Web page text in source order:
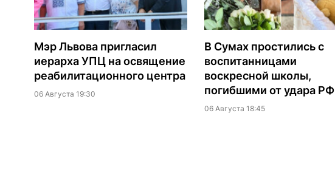
Мэр Львова пригласил
иерарха УПЦ на освящение
реабилитационного центра
06 Августа 19:30
В Сумах простились с
воспитанницами
воскресной школы,
погибшими от удара РФ
06 Августа 18:45